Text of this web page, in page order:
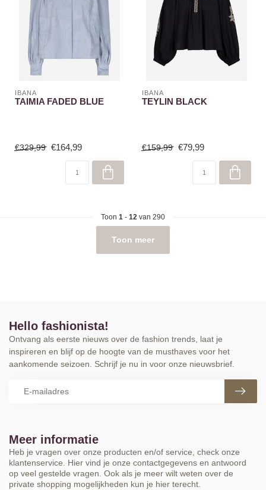
IBANA
TAIMIA FADED BLUE
€329,99 €164,99
IBANA
TEYLIN BLACK
€159,99 €79,99
Toon 1 - 12 van 290
Toon meer
Meer informatie
Heb je vragen over onze producten en/of service, check onze
klantenservice. Hier vind je onze contactgegevens en antwoord
op veel gestelde vragen. Ook als je meer wilt weten over de
private shopping mogelijkheden kun je hier terecht.
Hello fashionista!
Ontvang als eerste nieuws over de fashion trends, laat je
inspireren en blijf op de hoogte van de musthaves voor het
aankomende seizoen. Schrijf je nu in voor onze nieuwsbrief.